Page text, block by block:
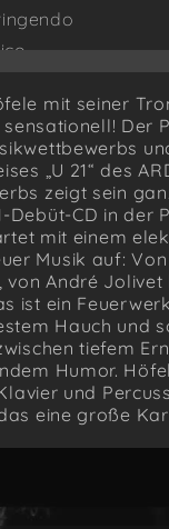
trumpet and
(1922–2000)
for trumpet and
(1930–1996)
trumpet (1994)
for solo
mit seiner
Der
„U 21“ des
zeigt sein
Debüt-CD in der
mit einem
Musik auf:
von André Jolivet
ist ein
Hauch und
tiefem
Humor.
und
eine große